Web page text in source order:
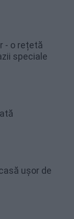
- o rețetă
speciale
ușor de